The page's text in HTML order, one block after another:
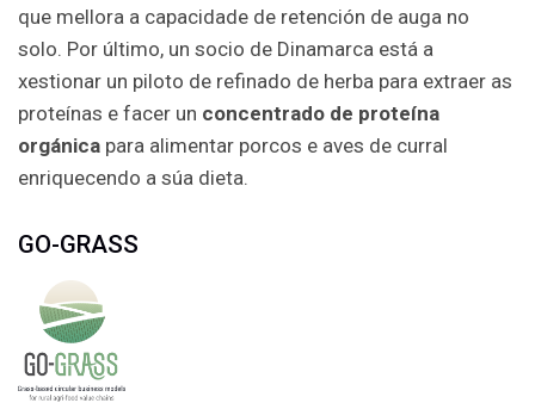
que mellora a capacidade de retención de auga no
solo. Por último, un socio de Dinamarca está a
xestionar un piloto de refinado de herba para extraer as
proteínas e facer un concentrado de proteína
orgánica para alimentar porcos e aves de curral
enriquecendo a súa dieta.
GO-GRASS